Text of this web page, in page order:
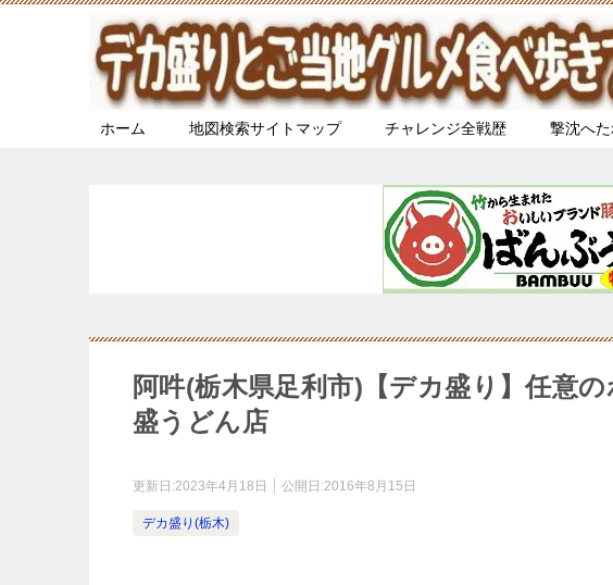
ホーム 地図検索サイトマップ チャレンジ全戦歴 撃沈へ
阿吽(栃木県足利市)【デカ盛り】任意
盛うどん店
更新日:2023年4月18日 公開日:2016年8月15日
デカ盛り(栃木)